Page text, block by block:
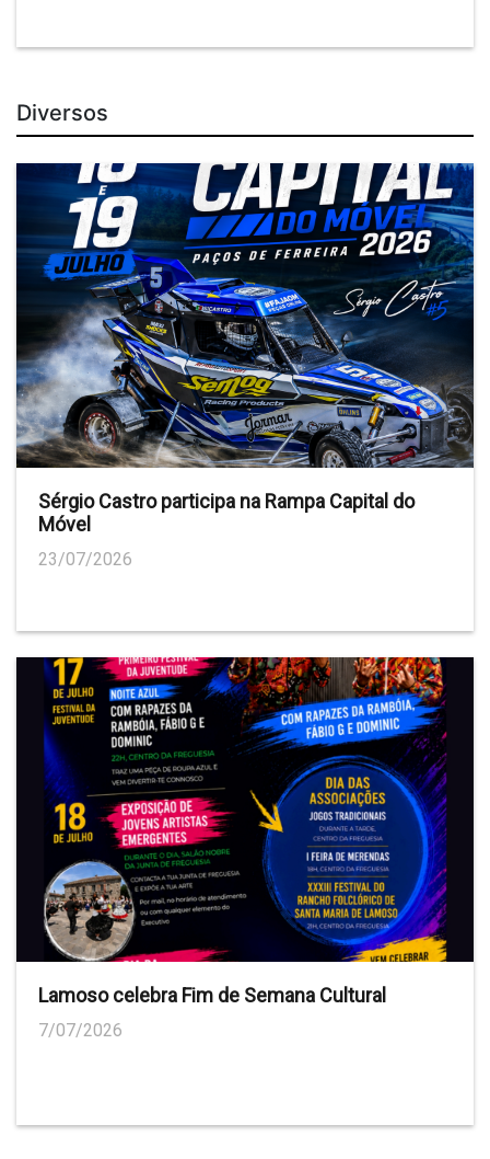
Diversos
Sérgio Castro participa na Rampa Capital do
Móvel
23/07/2026
Lamoso celebra Fim de Semana Cultural
7/07/2026